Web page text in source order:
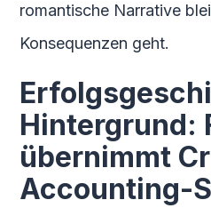
romantische Narrative
Konsequenzen geht.
Hintergrund:
übernimmt
Accounting-